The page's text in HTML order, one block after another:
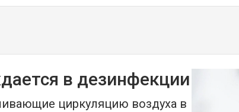
в дезинфекции
циркуляцию воздуха в